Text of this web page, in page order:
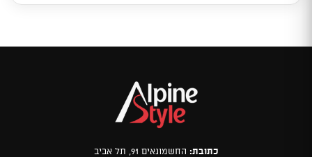
כתובת: החשמונאים 91, תל אביב